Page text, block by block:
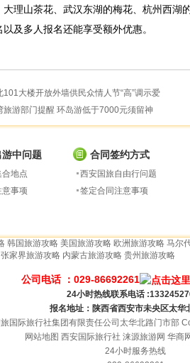
大理山茶花、武汉东湖的梅花、杭州西湖
及多人报名还能享受额外优惠。
101大楼开放外墙供民众情人节“高”调示爱
旅游部门提醒 环岛游低于7000元须留神
中问题
地点
事项
合同签约方式
西安国旅自由行问题
签定合同注意事项
韩国旅游攻略 美国旅游攻略 欧洲旅游攻略 马尔
张家界旅游攻略 内蒙古旅游攻略 贵州旅游攻略
公司电话 ：029-86692261
24小时热线联系电话
报名地址：陕西省西安市未央区太华
国际旅行社集团有限责任公司太华北路门市部
网站地图 西安国际旅行社 涞源旅游网 华商
24小时服务热线